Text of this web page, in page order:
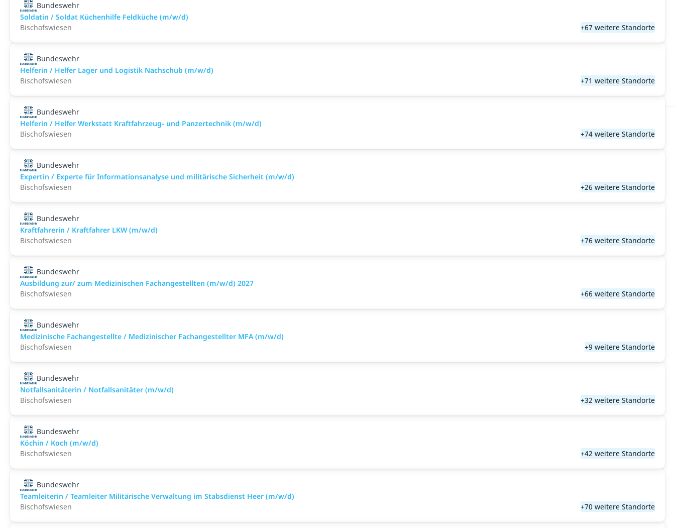
Bundeswehr
Soldatin / Soldat Küchenhilfe Feldküche (m/w/d)
Bischofswiesen
+67 weitere Standorte
Bundeswehr
Helferin / Helfer Lager und Logistik Nachschub (m/w/d)
Bischofswiesen
+71 weitere Standorte
Bundeswehr
Helferin / Helfer Werkstatt Kraftfahrzeug- und Panzertechnik (m/w/d)
Bischofswiesen
+74 weitere Standorte
Bundeswehr
Expertin / Experte für Informationsanalyse und militärische Sicherheit (m/w/d)
Bischofswiesen
+26 weitere Standorte
Bundeswehr
Kraftfahrerin / Kraftfahrer LKW (m/w/d)
Bischofswiesen
+76 weitere Standorte
Bundeswehr
Ausbildung zur/ zum Medizinischen Fachangestellten (m/w/d) 2027
Bischofswiesen
+66 weitere Standorte
Bundeswehr
Medizinische Fachangestellte / Medizinischer Fachangestellter MFA (m/w/d)
Bischofswiesen
+9 weitere Standorte
Bundeswehr
Notfallsanitäterin / Notfallsanitäter (m/w/d)
Bischofswiesen
+32 weitere Standorte
Bundeswehr
Köchin / Koch (m/w/d)
Bischofswiesen
+42 weitere Standorte
Bundeswehr
Teamleiterin / Teamleiter Militärische Verwaltung im Stabsdienst Heer (m/w/d)
Bischofswiesen
+70 weitere Standorte